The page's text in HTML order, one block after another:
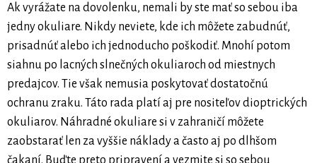
Ak vyrážate na dovolenku, nemali by ste mať so sebou iba
jedny okuliare. Nikdy neviete, kde ich môžete zabudnúť,
prisadnúť alebo ich jednoducho poškodiť. Mnohí potom
siahnu po lacných slnečných okuliaroch od miestnych
predajcov. Tie však nemusia poskytovať dostatočnú
ochranu zraku. Táto rada platí aj pre nositeľov dioptrických
okuliarov. Náhradné okuliare si v zahraničí môžete
zaobstarať len za vyššie náklady a často aj po dlhšom
čakaní. Buďte preto pripravení a vezmite si so sebou